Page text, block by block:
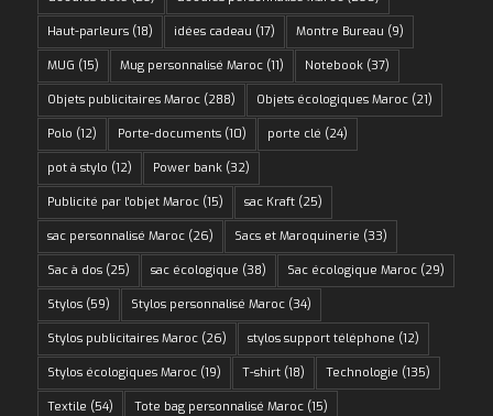
Haut-parleurs(18) idées cadeau (17) Montre Bureau (9)
MUG (15) Mug personnalisé Maroc(11) Notebook(37)
Objets publicitaires Maroc(288) Objets écologiques Maroc(21)
Polo (12) Porte-documents(10) porte clé (24)
pot à stylo (12) Power bank(32)
Publicité par l'objet Maroc(15) sac Kraft(25)
sac personnalisé Maroc(26) Sacs et Maroquinerie (33)
Sac à dos(25) sac écologique (38) Sac écologique Maroc(29)
Stylos(59) Stylos personnalisé Maroc(34)
Stylos publicitaires Maroc(26) stylos support téléphone (12)
Stylos écologiques Maroc(19) T-shirt(18) Technologie (135)
Textile (54) Tote bag personnalisé Maroc(15)